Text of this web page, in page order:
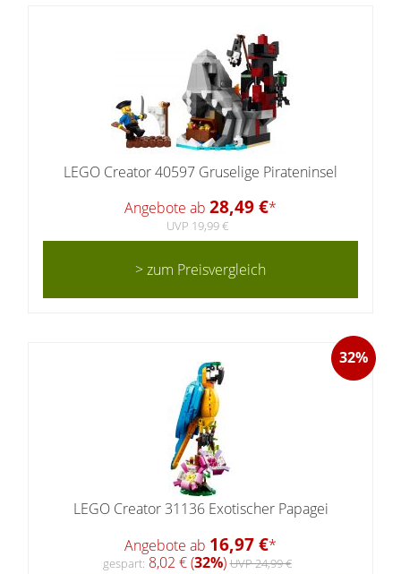
LEGO Creator 40597 Gruselige Pirateninsel
Angebote ab 28,49 €*
UVP 19,99 €
> zum Preisvergleich
32%
LEGO Creator 31136 Exotischer Papagei
Angebote ab 16,97 €*
gespart: 8,02 € (32%)UVP 24,99 €